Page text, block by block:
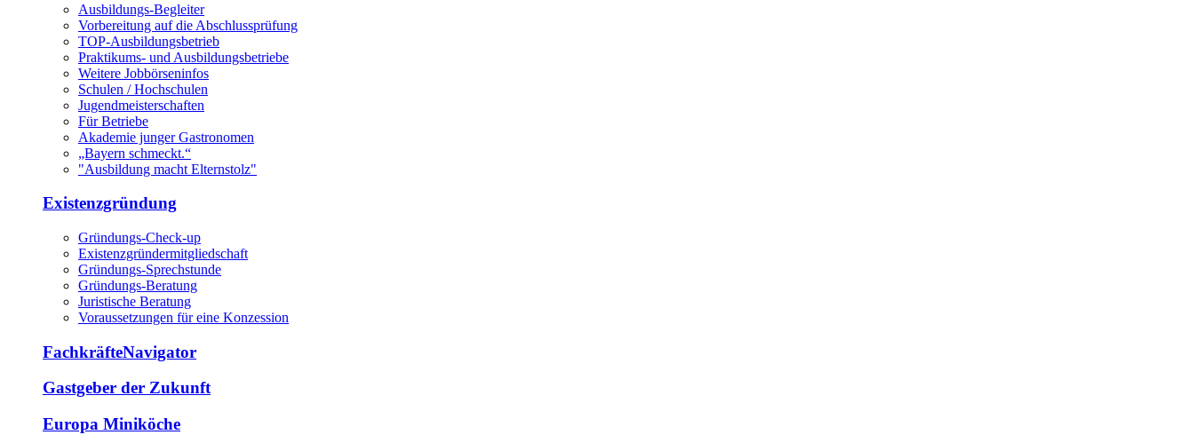
Ausbildungs-Begleiter
Vorbereitung auf die Abschlussprüfung
TOP-Ausbildungsbetrieb
Praktikums- und Ausbildungsbetriebe
Weitere Jobbörseninfos
Schulen / Hochschulen
Jugendmeisterschaften
Für Betriebe
Akademie junger Gastronomen
„Bayern schmeckt.“
"Ausbildung macht Elternstolz"
Existenzgründung
Gründungs-Check-up
Existenzgründermitgliedschaft
Gründungs-Sprechstunde
Gründungs-Beratung
Juristische Beratung
Voraussetzungen für eine Konzession
FachkräfteNavigator
Gastgeber der Zukunft
Europa Miniköche